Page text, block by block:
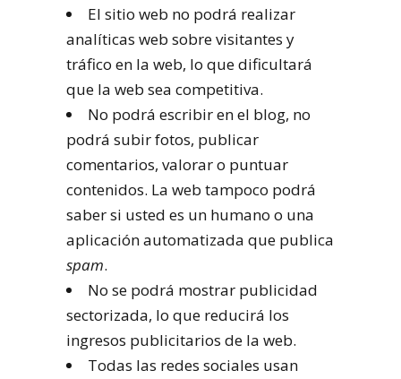
El sitio web no podrá realizar
analíticas web sobre visitantes y
tráfico en la web, lo que dificultará
que la web sea competitiva.
No podrá escribir en el blog, no
podrá subir fotos, publicar
comentarios, valorar o puntuar
contenidos. La web tampoco podrá
saber si usted es un humano o una
aplicación automatizada que publica
spam.
No se podrá mostrar publicidad
sectorizada, lo que reducirá los
ingresos publicitarios de la web.
Todas las redes sociales usan